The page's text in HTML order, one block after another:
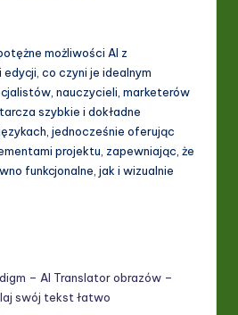
możliwości AI z
co czyni je idealnym
nauczycieli, marketerów
szybkie i dokładne
jednocześnie oferując
projektu, zapewniając, że
funkcjonalne, jak i wizualnie
– AI Translator obrazów –
swój tekst łatwo